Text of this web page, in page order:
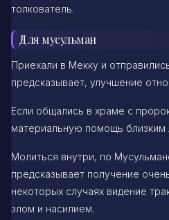
толкователь.
Для мусульман
Приехали в Мекку и
предсказывает, улучшение
Если общались в храме с
материальную помощь близким
Молиться внутри, по
предсказывает получение
некоторых случаях видение
злом и насилием.